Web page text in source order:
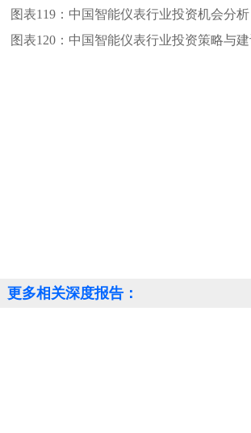
图表119： 中国智能仪表行业投资机会分析
图表120： 中国智能仪表行业投资策略与建
更多相关深度报告：